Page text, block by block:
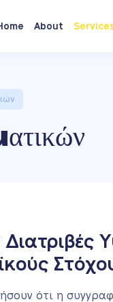
About
ότι η